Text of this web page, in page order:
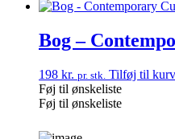
Bog –
198 kr. pr. stk. Tilføj til kurv
Føj til ønskeliste
Føj til ønskeliste